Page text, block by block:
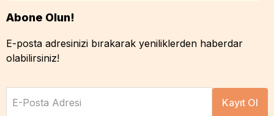
Abone Olun!
E-posta adresinizi bırakarak yeniliklerden haberdar
olabilirsiniz!
E-Posta Adresi Kayıt Ol